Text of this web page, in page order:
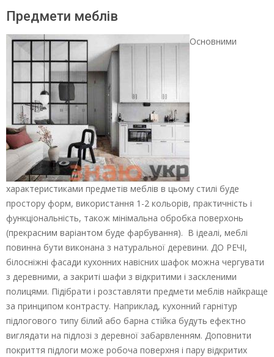
Предмети меблів
Основними
характеристиками предметів меблів в цьому стилі буде
простору форм, використання 1-2 кольорів, практичність і
функціональність, також мінімальна обробка поверхонь
(прекрасним варіантом буде фарбування). В ідеалі, меблі
повинна бути виконана з натуральної деревини. ДО РЕЧІ,
білосніжні фасади кухонних навісних шафок можна чергувати
з деревними, а закриті шафи з відкритими і заскленими
полицями. Підібрати і розставляти предмети меблів найкраще
за принципом контрасту. Наприклад, кухонний гарнітур
підлогового типу білий або барна стійка будуть ефектно
виглядати на підлозі з деревної забарвленням. Доповнити
покриття підлоги може робоча поверхня і пару відкритих